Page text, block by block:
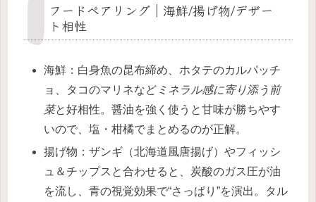
フードペアリング｜海鮮/揚げ物/デザー
ト相性
海鮮：白身魚の昆布締め、ホタテのカルパッチ
ョ、タコのマリネなど ミネラル感に寄り添う前
菜と好相性。醤油を強く使うと甘味が勝ちやす
いので、塩・柑橘でまとめるのが正解。
揚げ物：ザンギ（北海道風唐揚げ）やフィッシ
ュ＆チップスと合わせると、炭酸のガス圧が油
を流し、青の視覚効果で“さっぱり”を演出。タル